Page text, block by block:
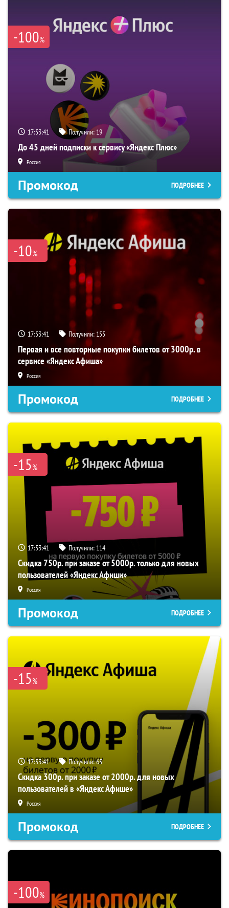
-100%
17:53:41 Получили: 19
До 45 дней подписки к сервису «Яндекс Плюс»
Россия
Промокод ПОДРОБНЕЕ
-10%
17:53:41 Получили: 155
Первая и все повторные покупки билетов от 3000р. в
сервисе «Яндекс Афиша»
Россия
Промокод ПОДРОБНЕЕ
-15%
17:53:41 Получили: 114
Скидка 750р. при заказе от 5000р. только для новых
пользователей «Яндекс Афиши»
Россия
Промокод ПОДРОБНЕЕ
-15%
17:53:41 Получили:65
Скидка 300р. при заказе от 2000р. для новых
пользователей в «Яндекс Афише»
Россия
Промокод ПОДРОБНЕЕ
-100%